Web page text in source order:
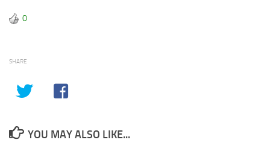
0
SHARE
YOU MAY ALSO LIKE...